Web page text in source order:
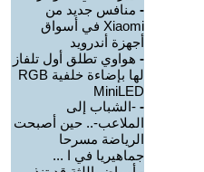
- منافس جديد من
Xiaomi في أسواق
أجهزة أندرويد
- هواوي تطلق أول تلفاز
لها بإضاءة خلفية RGB
MiniLED
- -الشباب إلى
الملاعب-.. حين أصبحت
الرياضة مسرحا
جماهيريا في ا ...